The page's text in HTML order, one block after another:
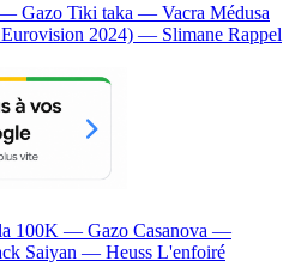
Gazo Tiki taka — Vacra Médusa
2024) — Slimane Rappel
100K — Gazo Casanova —
Saiyan — Heuss L'enfoiré